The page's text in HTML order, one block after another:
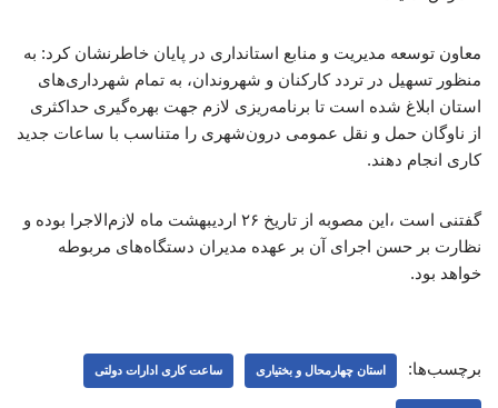
معاون توسعه مدیریت و منابع استانداری در پایان خاطرنشان کرد: به
منظور تسهیل در تردد کارکنان و شهروندان، به تمام شهرداری‌های
استان ابلاغ شده است تا برنامه‌ریزی لازم جهت بهره‌گیری حداکثری
از ناوگان حمل و نقل عمومی درون‌شهری را متناسب با ساعات جدید
کاری انجام دهند.
گفتنی است ،این مصوبه از تاریخ ۲۶ اردیبهشت ماه لازم‌الاجرا بوده و
نظارت بر حسن اجرای آن بر عهده مدیران دستگاه‌های مربوطه
خواهد بود.
برچسب‌ها: استان چهارمحال و بختیاری ساعت کاری ادارات دولتی